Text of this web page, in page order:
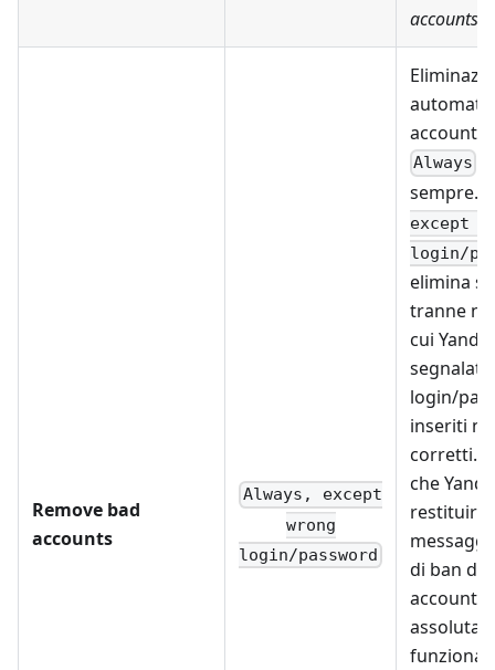
Remove bad
accounts
Always, except
wrong
login/password
account
Always
sempre.
except
login/
elimina
tranne
cui
login/
inseriti
corretti.
che
restituire
di ban
account